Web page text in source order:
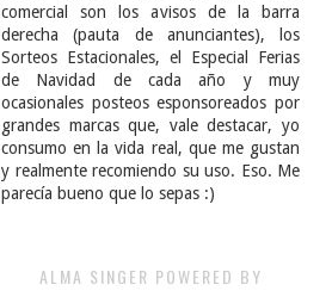
comercial son los avisos de la barra
derecha (pauta de anunciantes), los
Sorteos Estacionales, el Especial Ferias
de Navidad de cada año y muy
ocasionales posteos esponsoreados por
grandes marcas que, vale destacar, yo
consumo en la vida real, que me gustan
y realmente recomiendo su uso. Eso. Me
parecía bueno que lo sepas :)
ALMA SINGER POWERED BY